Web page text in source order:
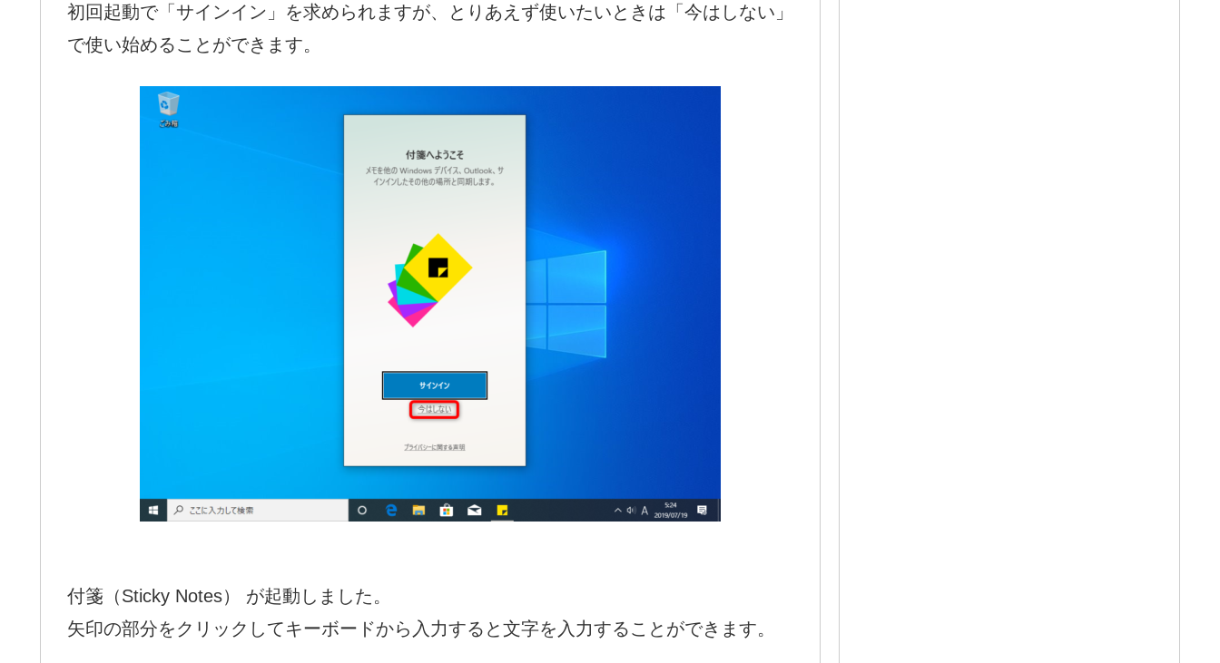
初回起動で「サインイン」を求められますが、とりあえず使いたいときは「今はしない」
で使い始めることができます。
付箋（Sticky Notes） が起動しました。
矢印の部分をクリックしてキーボードから入力すると文字を入力することができます。